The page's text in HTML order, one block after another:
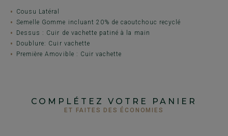
Cousu Latéral
Semelle Gomme incluant 20% de caoutchouc recyclé
Dessus : Cuir de vachette patiné à la main
Doublure: Cuir vachette
Première Amovible : Cuir vachette
COMPLÉTEZ VOTRE PANIER
ET FAITES DES ÉCONOMIES